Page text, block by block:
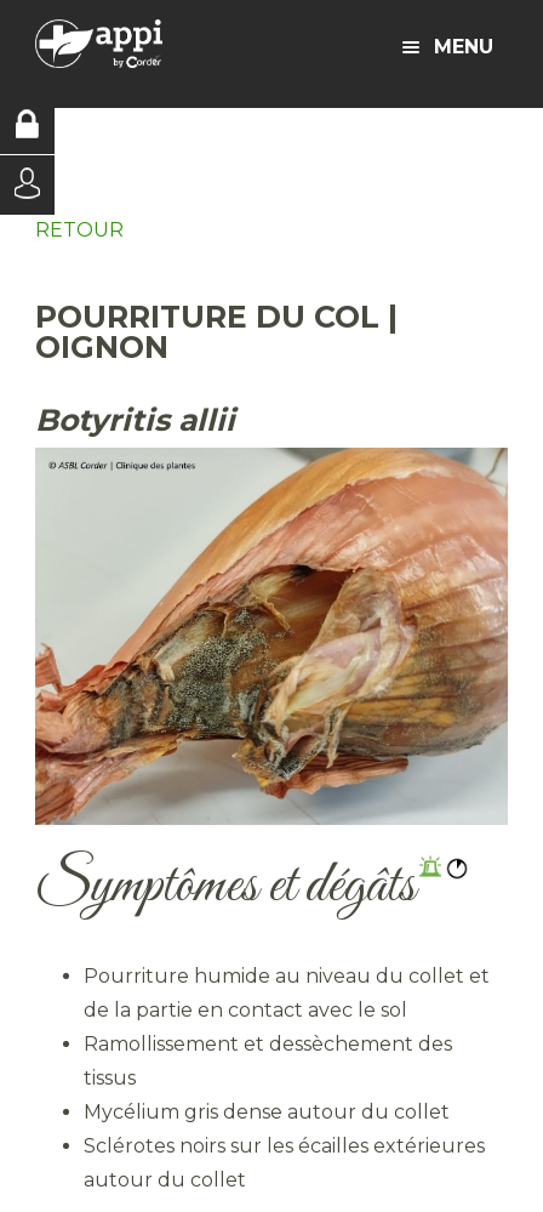
MENU
RETOUR
POURRITURE DU COL |
OIGNON
Botyritis allii
Symptômes et dégâts
Pourriture humide au niveau du collet et
de la partie en contact avec le sol
Ramollissement et dessèchement des
tissus
Mycélium gris dense autour du collet
Sclérotes noirs sur les écailles extérieures
autour du collet